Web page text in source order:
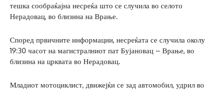
тешка сообраќајна несреќа што се случила во селото
Нерадовац, во близина на Врање.
Според првичните информации, несреќата се случила околу
19:30 часот на магистралниот пат Бујановац – Врање, во
близина на црквата во Нерадовац.
Младиот мотоциклист, движејќи се зад автомобил, удрил во